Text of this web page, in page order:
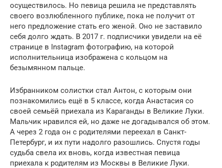
осуществилось. Но певица решила не представлять
своего возлюбленного публике, пока не получит от
него предложение стать его женой. Оно не заставило
себя долго ждать. В 2017 г. подписчики увидели на её
странице в Instagram фотографию, на которой
исполнительница изображена с кольцом на
безымянном пальце.
Избранником солистки стал Антон, с которым они
познакомились ещё в 5 классе, когда Анастасия со
своей семьёй приехала из Караганды в Великие Луки.
Мальчик нравился ей, но даже не догадывался об этом.
А через 2 года он с родителями переехал в Санкт-
Петербург, и их пути надолго разошлись. Спустя годы
судьба свела их вновь, когда известная певица
приехала к родителям из Москвы в Великие Луки.